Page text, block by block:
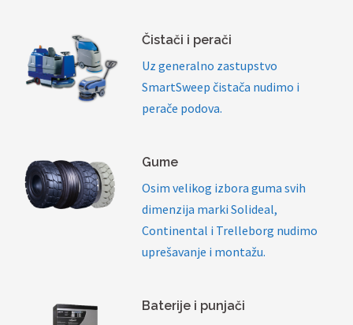
Čistači i perači
Uz generalno zastupstvo
SmartSweep čistača nudimo i
perače podova.
Gume
Osim velikog izbora guma svih
dimenzija marki Solideal,
Continental i Trelleborg nudimo
uprešavanje i montažu.
Baterije i punjači